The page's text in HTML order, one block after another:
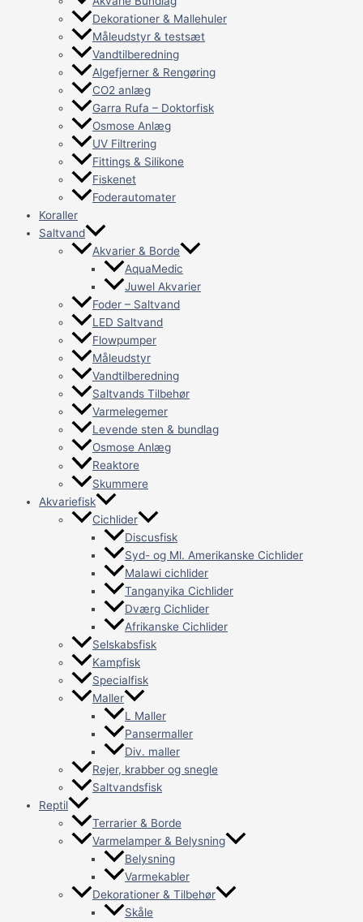
Dekorationer & Mallehuler
Måleudstyr & testsæt
Vandtilberedning
Algefjerner & Rengøring
CO2 anlæg
Garra Rufa – Doktorfisk
Osmose Anlæg
UV Filtrering
Fittings & Silikone
Fiskenet
Foderautomater
Koraller
Saltvand
Akvarier & Borde
AquaMedic
Juwel Akvarier
Foder – Saltvand
LED Saltvand
Flowpumper
Måleudstyr
Vandtilberedning
Saltvands Tilbehør
Varmelegemer
Levende sten & bundlag
Osmose Anlæg
Reaktore
Skummere
Akvariefisk
Cichlider
Discusfisk
Syd- og Ml. Amerikanske Cichlider
Malawi cichlider
Tanganyika Cichlider
Dværg Cichlider
Afrikanske Cichlider
Selskabsfisk
Kampfisk
Specialfisk
Maller
L Maller
Pansermaller
Div. maller
Rejer, krabber og snegle
Saltvandsfisk
Reptil
Terrarier & Borde
Varmelamper & Belysning
Belysning
Varmekabler
Dekorationer & Tilbehør
Skåle